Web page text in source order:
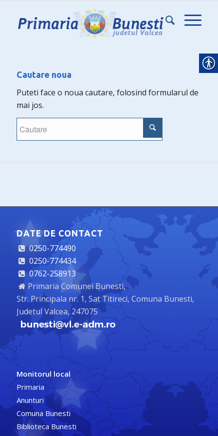
Cautare noua
Puteti face o noua cautare, folosind formularul de
mai jos.
DATE DE CONTACT
0250-774490
0250-774434
0762-258913
Primaria Comunei Bunesti,
Str. Principala nr. 1, Sat Titireci, Comuna Bunesti,
Judetul Valcea, 247075
Monitorul local
Primaria
Anunturi
Comuna Bunesti
Biblioteca Bunesti